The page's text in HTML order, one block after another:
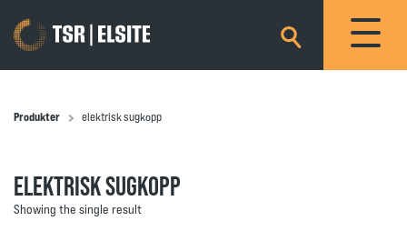
×
Produkter elektrisk sugkopp
ELEKTRISK SUGKOPP
Showing the single result